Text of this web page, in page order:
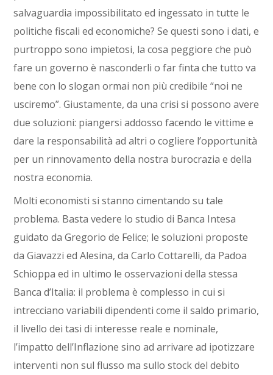
salvaguardia impossibilitato ed ingessato in tutte le
politiche fiscali ed economiche? Se questi sono i dati, e
purtroppo sono impietosi, la cosa peggiore che può
fare un governo è nasconderli o far finta che tutto va
bene con lo slogan ormai non più credibile “noi ne
usciremo”. Giustamente, da una crisi si possono avere
due soluzioni: piangersi addosso facendo le vittime e
dare la responsabilità ad altri o cogliere l’opportunità
per un rinnovamento della nostra burocrazia e della
nostra economia.
Molti economisti si stanno cimentando su tale
problema. Basta vedere lo studio di Banca Intesa
guidato da Gregorio de Felice; le soluzioni proposte
da Giavazzi ed Alesina, da Carlo Cottarelli, da Padoa
Schioppa ed in ultimo le osservazioni della stessa
Banca d’Italia: il problema è complesso in cui si
intrecciano variabili dipendenti come il saldo primario,
il livello dei tasi di interesse reale e nominale,
l’impatto dell’Inflazione sino ad arrivare ad ipotizzare
interventi non sul flusso ma sullo stock del debito